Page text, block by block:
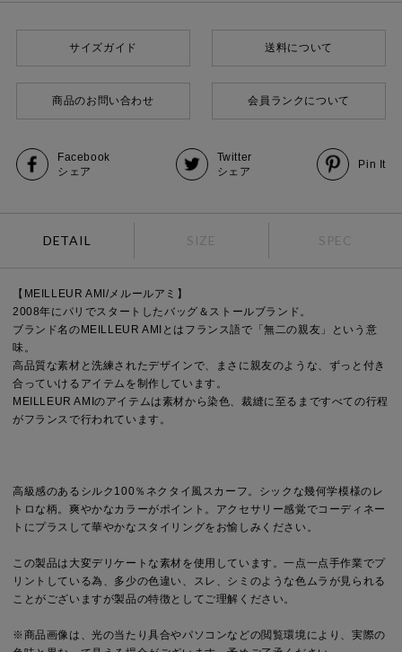
サイズガイド 送料について
商品のお問い合わせ 会員ランクについて
Facebook
シェア
Twitter
シェア
Pin It
DETAIL SIZE SPEC
【MEILLEUR AMI/メルールアミ】
2008年にパリでスタートしたバッグ＆ストールブランド。
ブランド名のMEILLEUR AMIとはフランス語で「無二の親友」という意
味。
高品質な素材と洗練されたデザインで、まさに親友のような、ずっと付き
合っていけるアイテムを制作しています。
MEILLEUR AMIのアイテムは素材から染色、裁縫に至るまですべての行程
がフランスで行われています。
高級感のあるシルク100％ネクタイ風スカーフ。シックな幾何学模様のレ
トロな柄。爽やかなカラーがポイント。アクセサリー感覚でコーディネー
トにプラスして華やかなスタイリングをお愉しみください。
この製品は大変デリケートな素材を使用しています。一点一点手作業でプ
リントしている為、多少の色違い、スレ、シミのような色ムラが見られる
ことがございますが製品の特徴としてご理解ください。
※商品画像は、光の当たり具合やパソコンなどの閲覧環境により、実際の